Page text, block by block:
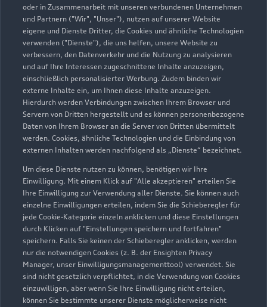
oder in Zusammenarbeit mit unseren verbundenen Unternehmen
und Partnern ("Wir", "Unser"), nutzen auf unserer Website
eigene und Dienste Dritter, die Cookies und ähnliche Technologien
verwenden ("Dienste"), die uns helfen, unsere Website zu
verbessern, den Datenverkehr und die Nutzung zu analysieren
und auf Ihre Interessen zugeschnittene Inhalte anzuzeigen,
einschließlich personalisierter Werbung. Zudem binden wir
externe Inhalte ein, um Ihnen diese Inhalte anzuzeigen.
Hierdurch werden Verbindungen zwischen Ihrem Browser und
Servern von Dritten hergestellt und es können personenbezogene
Daten von Ihrem Browser an die Server von Dritten übermittelt
werden. Cookies, ähnliche Technologien und die Einbindung von
externen Inhalten werden nachfolgend als „Dienste“ bezeichnet.
Um diese Dienste nutzen zu können, benötigen wir Ihre
Einwilligung. Mit einem Klick auf "Alle akzeptieren" erteilen Sie
Ihre Einwilligung zur Verwendung aller Dienste. Sie können auch
einzelne Einwilligungen erteilen, indem Sie die Schieberegler für
jede Cookie-Kategorie einzeln anklicken und diese Einstellungen
durch Klicken auf "Einstellungen speichern und fortfahren"
speichern. Falls Sie keinen der Schieberegler anklicken, werden
nur die notwendigen Cookies (z. B. der Ensighten Privacy
Manager, unser Einwilligungsmanagementtool) verwendet. Sie
sind nicht gesetzlich verpflichtet, in die Verwendung von Cookies
einzuwilligen, aber wenn Sie Ihre Einwilligung nicht erteilen,
können Sie bestimmte unserer Dienste möglicherweise nicht
Ferdinand-Porsche-Straße 2
52525 Heinsberg
02452 91970
info@jacobs-heinsberg.de
Kontaktdaten herunterladen
Öffnungszeiten